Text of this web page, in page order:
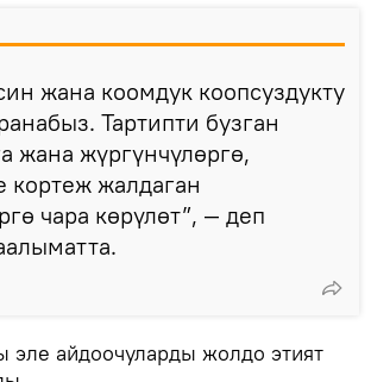
жана коомдук коопсуздукту
Тартипти бузган
жана жүргүнчүлөргө,
кортеж жалдаган
чара көрүлөт”, — деп
айдоочуларды жолдо этият